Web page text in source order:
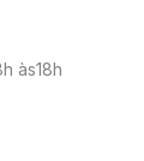
às18h